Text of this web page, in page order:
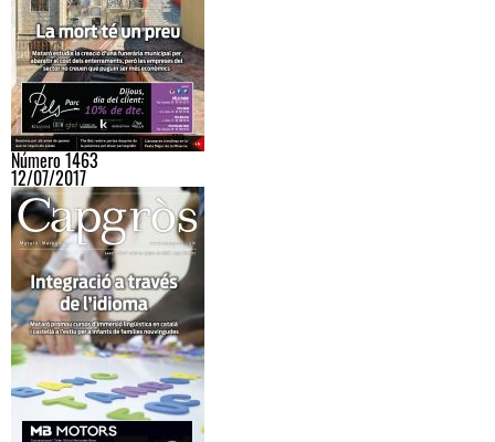
Número 1463
12/07/2017